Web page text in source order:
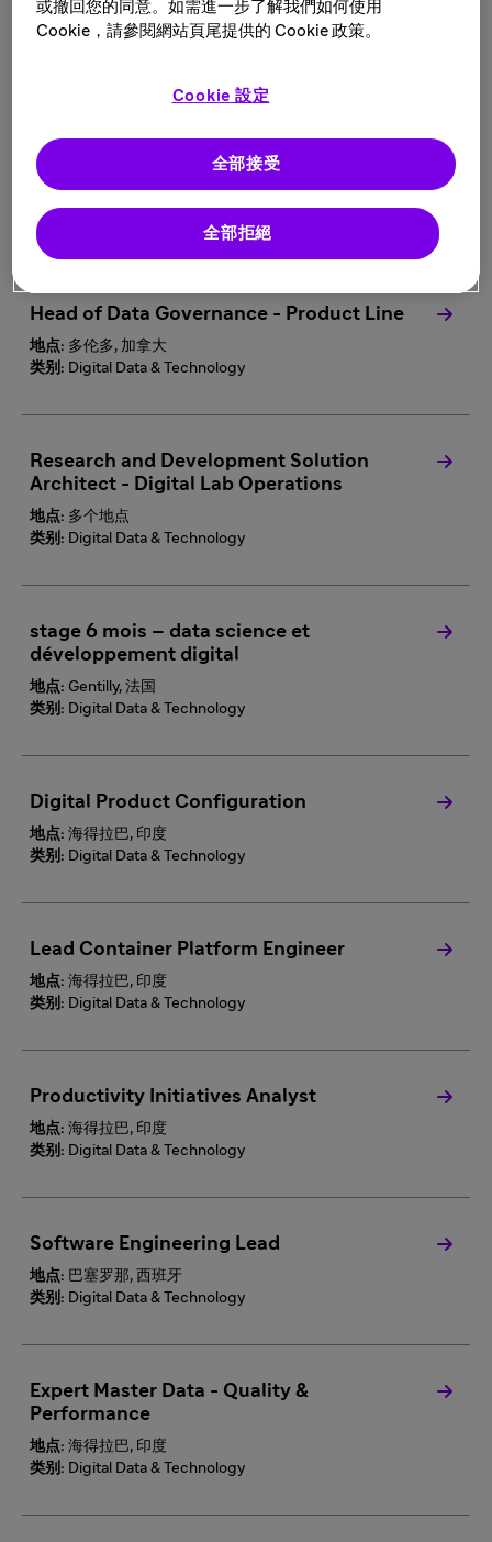
Experience Design (Paris)
Cloud FinOps Developer
类别:
Digital Data & Technology
Head of Data Governance - Product Line
地点: 多伦多, 加拿大
类别: Digital Data & Technology
Research and Development Solution
Architect - Digital Lab Operations
地点: 多个地点
类别: Digital Data & Technology
stage 6 mois – data science et
développement digital
地点: Gentilly, 法国
类别: Digital Data & Technology
Digital Product Configuration
地点: 海得拉巴, 印度
类别: Digital Data & Technology
Lead Container Platform Engineer
地点: 海得拉巴, 印度
类别: Digital Data & Technology
Productivity Initiatives Analyst
地点: 海得拉巴, 印度
类别: Digital Data & Technology
Software Engineering Lead
地点: 巴塞罗那, 西班牙
类别: Digital Data & Technology
Expert Master Data - Quality &
Performance
地点: 海得拉巴, 印度
类别: Digital Data & Technology
或撤回您的同意。如需進一步了解我們如何使用
Cookie，請參閱網站頁尾提供的 Cookie 政策。
Cookie 設定
全部拒絕
全部接受